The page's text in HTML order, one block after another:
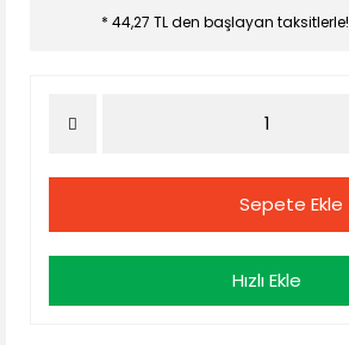
* 44,27 TL den başlayan taksitlerle!
Sepete Ekle
Hızlı Ekle